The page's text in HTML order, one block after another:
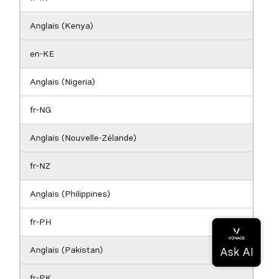
Anglais (Kenya)
en-KE
Anglais (Nigeria)
fr-NG
Anglais (Nouvelle-Zélande)
fr-NZ
Anglais (Philippines)
fr-PH
Anglais (Pakistan)